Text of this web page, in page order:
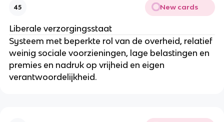
45 New cards
Liberale verzorgingsstaat
Systeem met beperkte rol van de overheid, relatief
weinig sociale voorzieningen, lage belastingen en
premies en nadruk op vrijheid en eigen
verantwoordelijkheid.